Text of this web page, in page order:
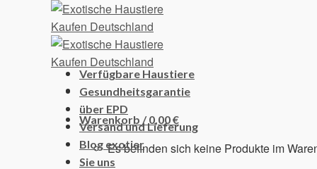
Warenkorb /0,00€
Es befinden sich keine Produkte im
Verfügbare Haustiere
Gesundheitsgarantie
über EPD
Versand und Lieferung
Blog exotier
Sie uns